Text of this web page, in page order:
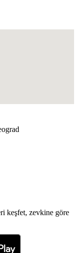
keşfet, zevkine göre